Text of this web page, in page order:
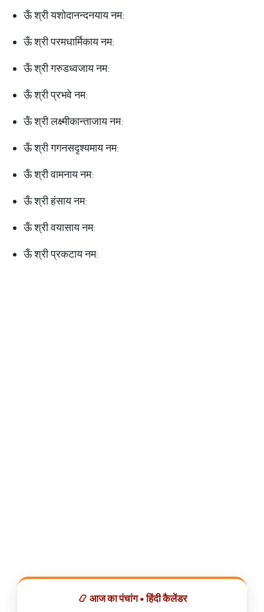
ऊँ श्री यशोदानन्दनयाय नम:
ऊँ श्री परमधार्मिकाय नम:
ऊँ श्री गरुडध्वजाय नम:
ऊँ श्री प्रभवे नम:
ऊँ श्री लक्ष्मीकान्ताजाय नम:
ऊँ श्री गगनसदृश्यमाय नम:
ऊँ श्री वामनाय नम:
ऊँ श्री हंसाय नम:
ऊँ श्री वयासाय नम:
ऊँ श्री प्रकटाय नम:
📿 आज का पंचांग • हिंदी कैलेंडर